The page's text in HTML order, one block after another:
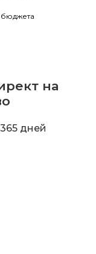
бюджета
на
дней